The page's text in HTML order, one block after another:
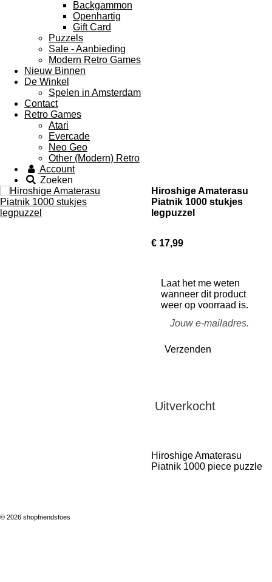
Backgammon
Openhartig
Gift Card
Puzzels
Sale - Aanbieding
Modern Retro Games
Nieuw Binnen
De Winkel
Spelen in Amsterdam
Contact
Retro Games
Atari
Evercade
Neo Geo
Other (Modern) Retro
Account
Zoeken
Hiroshige Amaterasu
Piatnik 1000 stukjes
legpuzzel
€ 17,99
Laat het me weten
wanneer dit product
weer op voorraad is.
Verzenden
Uitverkocht
Hiroshige Amaterasu
Piatnik 1000 piece puzzle
© 2026 shopfriendsfoes